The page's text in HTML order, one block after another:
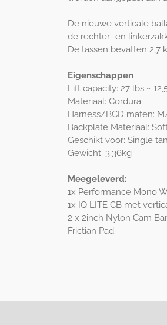
De nieuwe verticale
de rechter- en
De tassen bevatten 2,7
Eigenschappen
Lift capacity: 27 lbs ~
Materiaal: Cordura
Harness/BCD maten:
Backplate Materiaal:
Geschikt voor: Single
Gewicht: 3.36kg
Meegeleverd:
1x Performance Mono
1x IQ LITE CB met
2 x 2inch Nylon Cam
Frictian Pad